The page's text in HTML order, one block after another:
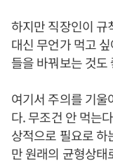
하지만 직장인이 규
대신 무언가 먹고
들을 바꿔보는 것도
여기서 주의를 기울
다. 무조건 안 먹는
상적으로 필요로
만 원래의 균형상